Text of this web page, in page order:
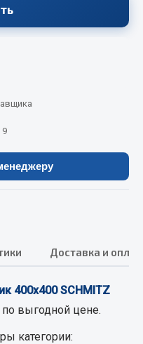
9
Доставка и
400х400 SCHMITZ
по выгодной цене.
категории: